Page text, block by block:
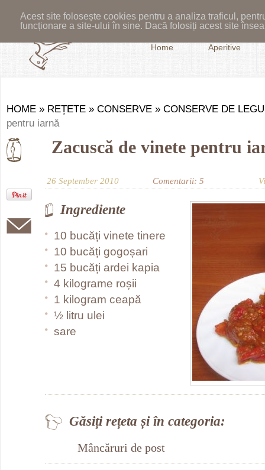
Acest site folosește cookies pentru a analiza traficul,
funcționare a site-ului în sine. Dacă folosiți acest site
Home Aperitive
HOME » REȚETE » CONSERVE » CONSERVE DE
pentru iarnă
Zacuscă de vinete pentru
26 September 2010 Comentarii: 5
Ingrediente
10 bucăți vinete tinere
10 bucăți gogoșari
15 bucăți ardei kapia
4 kilograme roșii
1 kilogram ceapă
½ litru ulei
sare
Găsiți rețeta și în categoria:
Mâncăruri de post